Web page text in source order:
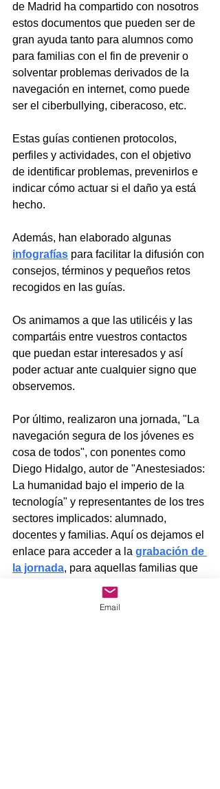
de Madrid ha compartido con nosotros
estos documentos que pueden ser de
gran ayuda tanto para alumnos como
para familias con el fin de prevenir o
solventar problemas derivados de la
navegación en internet, como puede
ser el ciberbullying, ciberacoso, etc.
Estas guías contienen protocolos,
perfiles y actividades, con el objetivo
de identificar problemas, prevenirlos e
indicar cómo actuar si el daño ya está
hecho.
Además, han elaborado algunas
infografías para facilitar la difusión con
consejos, términos y pequeños retos
recogidos en las guías.
Os animamos a que las utilicéis y las
compartáis entre vuestros contactos
que puedan estar interesados y así
poder actuar ante cualquier signo que
observemos.
Por último, realizaron una jornada, "La
navegación segura de los jóvenes es
cosa de todos", con ponentes como
Diego Hidalgo, autor de "Anestesiados:
La humanidad bajo el imperio de la
tecnología" y representantes de los tres
sectores implicados: alumnado,
docentes y familias. Aquí os dejamos el
enlace para acceder a la grabación de
la jornada, para aquellas familias que
deseen profundizar.
Email